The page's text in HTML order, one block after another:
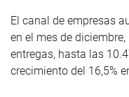
El canal de empresas
en el mes de
entregas, hasta las
crecimiento del 16,5%